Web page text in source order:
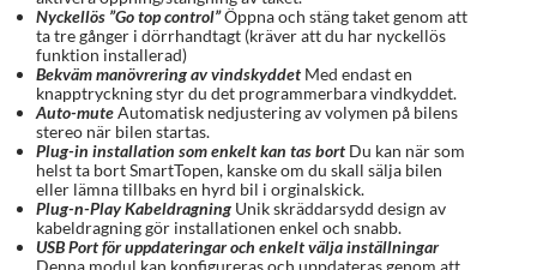
Nyckellös ”Go top control”Öppna och stäng taket genom att
ta tre gånger i dörrhandtagt (kräver att du har nyckellös
funktion installerad)
Bekväm manövrering av vindskyddet Med endast en
knapptryckning styr du det programmerbara vindkyddet.
Auto-muteAutomatisk nedjustering av volymen på bilens
stereo när bilen startas.
Plug-in installation som enkelt kan tas bort Du kan när som
helst ta bort SmartTopen, kanske om du skall sälja bilen
eller lämna tillbaks en hyrd bil i orginalskick.
Plug-n-Play Kabeldragning Unik skräddarsydd design av
kabeldragning gör installationen enkel och snabb.
USB Port för uppdateringar och enkelt välja inställningar
Denna modul kan konfigureras och uppdateras genom att